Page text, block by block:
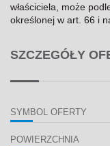
właściciela, może
określonej w art. 66 i
SZCZEGÓŁY
SYMBOL OFERTY
POWIERZCHNIA